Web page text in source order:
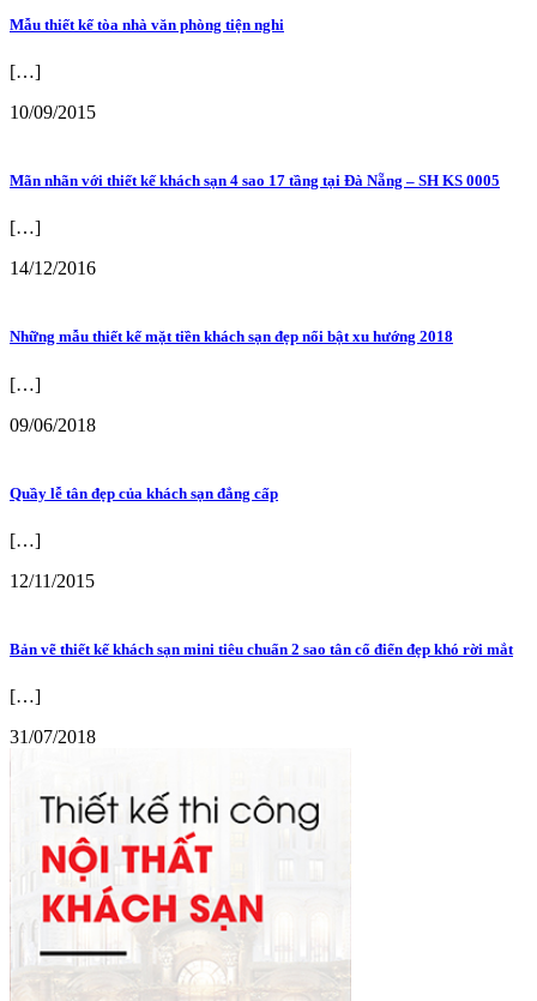
Mẫu thiết kế tòa nhà văn phòng tiện nghi
[…]
10/09/2015
Mãn nhãn với thiết kế khách sạn 4 sao 17 tầng tại Đà Nẵng – SH KS 0005
[…]
14/12/2016
Những mẫu thiết kế mặt tiền khách sạn đẹp nổi bật xu hướng 2018
[…]
09/06/2018
Quầy lễ tân đẹp của khách sạn đẳng cấp
[…]
12/11/2015
Bản vẽ thiết kế khách sạn mini tiêu chuẩn 2 sao tân cổ điển đẹp khó rời mắt
[…]
31/07/2018